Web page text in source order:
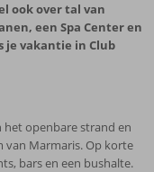
ook over tal van
een Spa Center en
je vakantie in Club
het openbare strand en
van Marmaris. Op korte
bars en een bushalte.